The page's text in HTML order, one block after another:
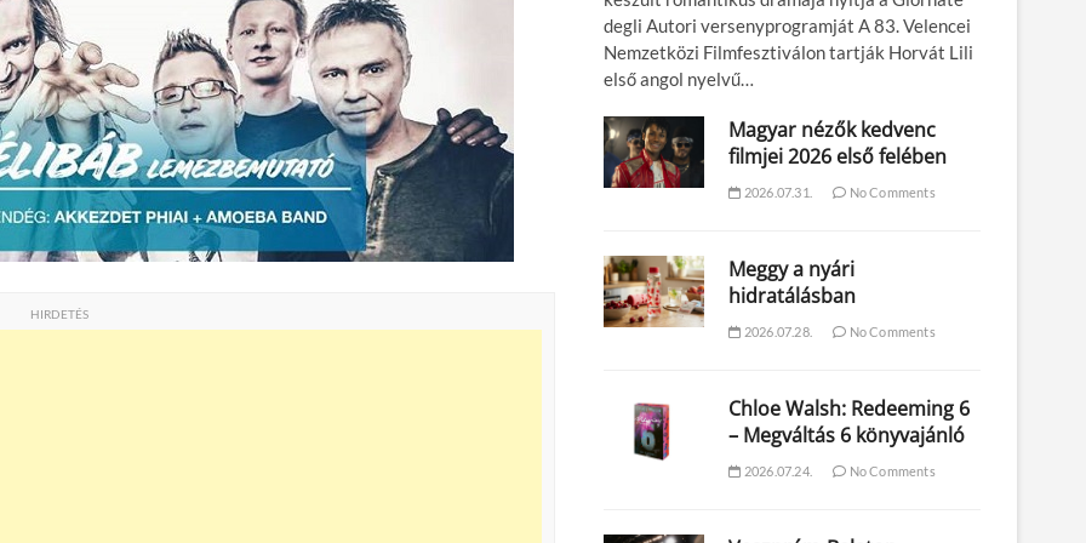
HIRDETÉS
degli Autori versenyprogramját A 83. Velencei
Nemzetközi Filmfesztiválon tartják Horvát Lili
első angol nyelvű…
Magyar nézők kedvenc
filmjei 2026 első felében
2026.07.31. No Comments
Meggy a nyári
hidratálásban
2026.07.28. No Comments
Chloe Walsh: Redeeming 6
– Megváltás 6 könyvajánló
2026.07.24. No Comments